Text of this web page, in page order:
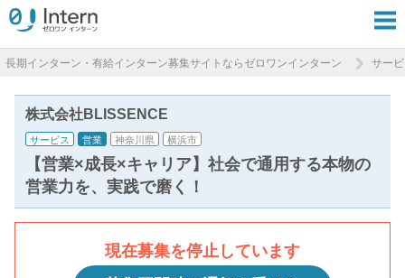
長期インターン・有給インターン募集サイトならゼロワンインターン サー
株式会社BLISSENCE
サービス 営業 神奈川県 横浜市
【営業×成長×キャリア】社会で通用する本物の
営業力を、実践で磨く！
現在募集を停止しています